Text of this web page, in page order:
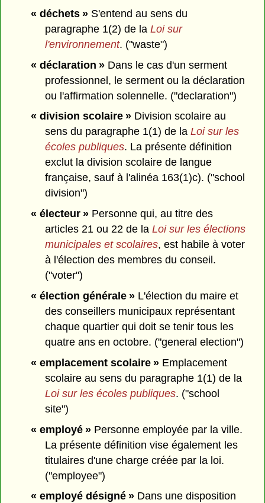
« déchets »S'entend au sens du
paragraphe 1(2) de laLoi sur
l'environnement. ("waste")
« déclaration »Dans le cas d'un serment
professionnel, le serment ou la déclaration
ou l'affirmation solennelle. ("declaration")
« division scolaire »Division scolaire au
sens du paragraphe 1(1) de laLoi sur les
écoles publiques. La présente définition
exclut la division scolaire de langue
française, sauf à l'alinéa 163(1)c). ("school
division")
« électeur »Personne qui, au titre des
articles 21 ou 22 de laLoi sur les élections
municipales et scolaires, est habile à voter
à l'élection des membres du conseil.
("voter")
« élection générale »L'élection du maire et
des conseillers municipaux représentant
chaque quartier qui doit se tenir tous les
quatre ans en octobre. ("general election")
« emplacement scolaire »Emplacement
scolaire au sens du paragraphe 1(1) de la
Loi sur les écoles publiques. ("school
site")
« employé »Personne employée par la ville.
La présente définition vise également les
titulaires d'une charge créée par la loi.
("employee")
« employé désigné »Dans une disposition